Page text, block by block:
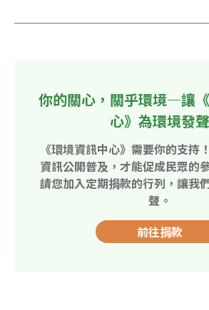
你的關心，關乎環境—讓
心》為環境發聲
《環境資訊中心》需要你的支持
資訊公開普及，才能促成民眾的
請您加入定期捐款的行列，讓我
聲。
前往捐款